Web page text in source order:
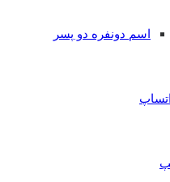
اسم دونفره دو پسر